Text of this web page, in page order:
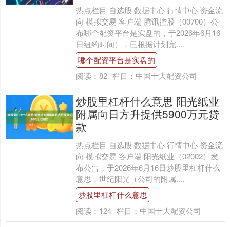
热点栏目 自选股 数据中心 行情中心 资金流
向 模拟交易 客户端 腾讯控股（00700）公
布哪个配资平台是实盘的，于2026年6月16
日纽约时间），已根据计划完....
哪个配资平台是实盘的
阅读： 82 栏目： 中国十大配资公司
炒股里杠杆什么意思 阳光纸业
附属向日方升提供5900万元贷
款
热点栏目 自选股 数据中心 行情中心 资金流
向 模拟交易 客户端 阳光纸业（02002）发
布公告，于2026年6月16日炒股里杠杆什么
意思，世纪阳光（公司的附属....
炒股里杠杆什么意思
阅读： 124 栏目： 中国十大配资公司